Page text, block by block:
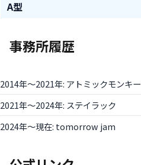
A型
事務所履歴
2014年〜2021年: アトミックモンキー
2021年〜2024年: ステイラック
2024年〜現在: tomorrow jam